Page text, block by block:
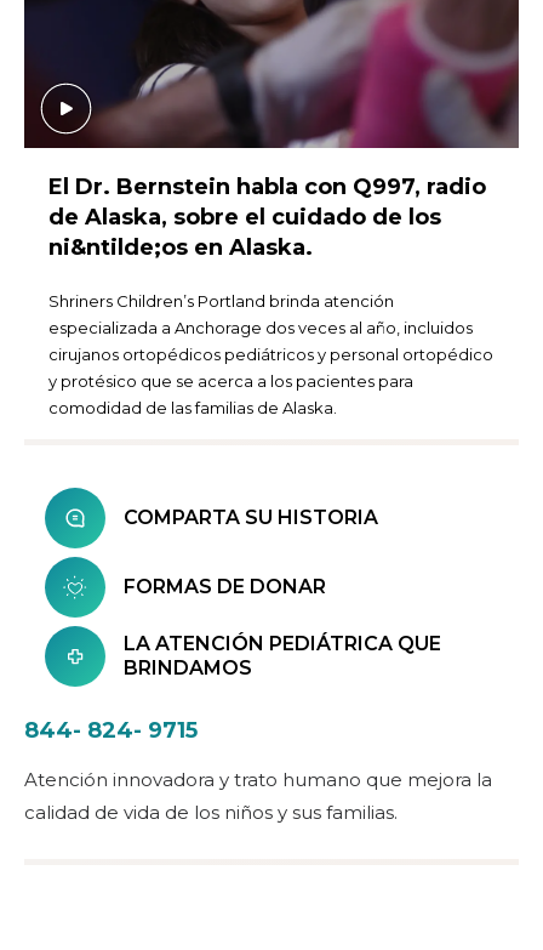
El Dr. Bernstein habla con Q997, radio
de Alaska, sobre el cuidado de los
ni&ntilde;os en Alaska.
Shriners Children’s Portland brinda atención
especializada a Anchorage dos veces al año, incluidos
cirujanos ortopédicos pediátricos y personal ortopédico
y protésico que se acerca a los pacientes para
comodidad de las familias de Alaska.
COMPARTA SU HISTORIA
FORMAS DE DONAR
LA ATENCIÓN PEDIÁTRICA QUE
BRINDAMOS
844- 824- 9715
Atención innovadora y trato humano que mejora la
calidad de vida de los niños y sus familias.